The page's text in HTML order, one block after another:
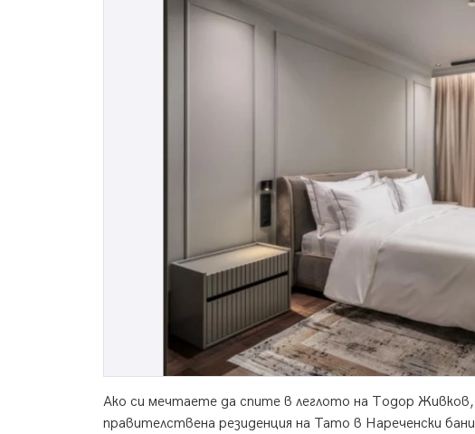
Ако си мечтаете да спите в леглото на Тодор
правителствена резиденция на Тато в Нареченски